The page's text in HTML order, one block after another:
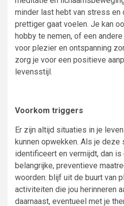
minder last hebt van stress en
prettiger gaat voelen. Je kan
hobby te nemen, of een
voor plezier en ontspanning
zorg je voor een positieve
levensstijl.
Voorkom triggers
Er zijn altijd situaties in je
kunnen opwekken. Als je deze
identificeert en vermijdt, dan
belangrijke, preventieve
woorden: blijf uit de buurt van
activiteiten die jou herinneren
daarnaast, eventueel met je